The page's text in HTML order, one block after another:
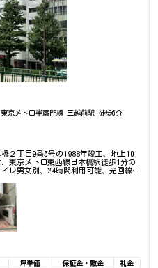
京メトロ半蔵門線 三越前駅 徒歩6分
２丁目9番5号の1988年竣工、地上10
東京メトロ東西線日本橋駅徒歩1分の
レ男女別、24時間利用可能、光回線、
ら何でもお気軽にご相談下さい。
坪単価 保証金・敷金
礼金